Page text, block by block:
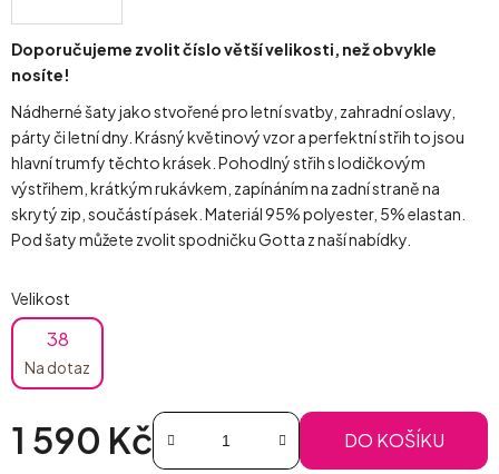
Doporučujeme zvolit číslo větší velikosti, než obvykle
nosíte!
Nádherné šaty jako stvořené pro letní svatby, zahradní oslavy,
párty či letní dny. Krásný květinový vzor a perfektní střih to jsou
hlavní trumfy těchto krásek. Pohodlný střih s lodičkovým
výstřihem, krátkým rukávkem, zapínáním na zadní straně na
skrytý zip, součástí pásek. Materiál 95% polyester, 5% elastan.
Pod šaty můžete zvolit spodničku Gotta z naší nabídky.
Velikost
38
Na dotaz
1 590 Kč DO KOŠÍKU